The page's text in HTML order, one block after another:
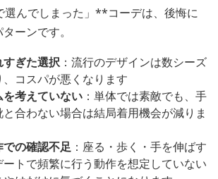
んでしまった」**コーデは、後悔に
ーンです。
すぎた選択 ：流行のデザインは数シーズ
コスパが悪くなります
考えていない ：単体では素敵でも、手
合わない場合は結局着用機会が減りま
の確認不足 ：座る・歩く・手を伸ばす
トで頻繁に行う動作を想定していない